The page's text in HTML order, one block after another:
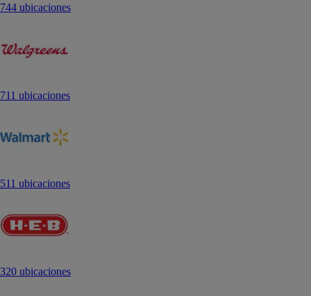
744 ubicaciones
711 ubicaciones
511 ubicaciones
320 ubicaciones